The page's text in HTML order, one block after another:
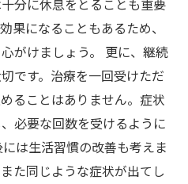
分に休息をとることも重要
果になることもあるため、
がけましょう。 更に、継続
です。治療を一回受けただ
ることはありません。症状
必要な回数を受けるように
は生活習慣の改善も考えま
た同じような症状が出てし